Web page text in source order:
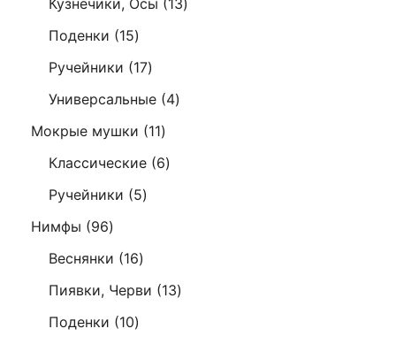
Кузнечики, Осы 13
Поденки 1515
товаров
Ручейники 1717
товаров
Универсальные 44
Мокрые мушки 1111
товаров
Классические 66
Ручейники 55
Нимфы 9696
товаров
Веснянки 1616
товаров
Пиявки, Черви 1313
Поденки 1010